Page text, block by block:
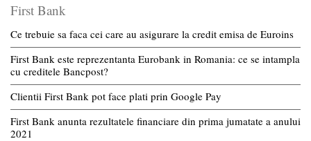
First Bank
Ce trebuie sa faca cei care au asigurare la credit emisa de Euroins
First Bank este reprezentanta Eurobank in Romania: ce se intampla
cu creditele Bancpost?
Clientii First Bank pot face plati prin Google Pay
First Bank anunta rezultatele financiare din prima jumatate a anului
2021